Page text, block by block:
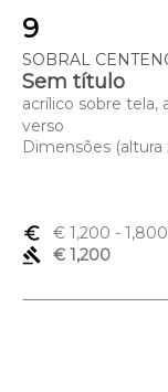
9
SOBRAL
Sem título
acrílico sobre tela,
verso
Dimensões
euro_symbol € 1,200 - 1,800
gavel
€ 1,200